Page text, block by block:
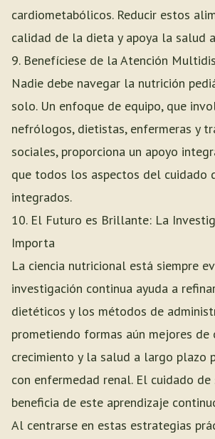
cardiometabólicos. Reducir estos
calidad de la dieta y apoya la salud
9. Benefíciese de la Atención
Nadie debe navegar la nutrición
solo. Un enfoque de equipo, que
nefrólogos, dietistas, enfermeras y
sociales, proporciona un apoyo
que todos los aspectos del cuidado
integrados.
10. El Futuro es Brillante: La
Importa
La ciencia nutricional está siempre
investigación continua ayuda a
dietéticos y los métodos de
prometiendo formas aún mejores
crecimiento y la salud a largo plazo
con enfermedad renal. El cuidado de
beneficia de este aprendizaje
Al centrarse en estas estrategias